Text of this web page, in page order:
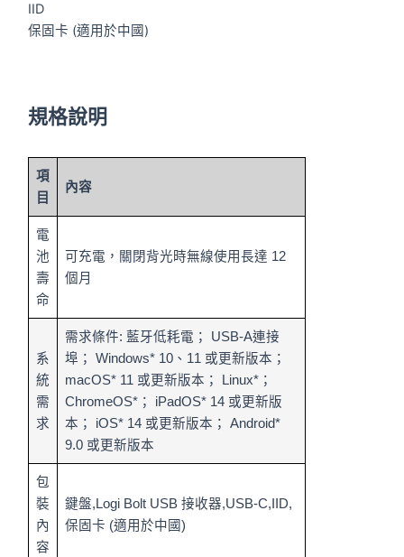
IID
保固卡 (適用於中國)
規格說明
項
目
內容
電
池
壽
命
可充電，關閉背光時無線使用長達 12
個月
系
統
需
求
需求條件: 藍牙低耗電； USB-A連接
埠； Windows* 10、11 或更新版本；
macOS* 11 或更新版本； Linux*；
ChromeOS*； iPadOS* 14 或更新版
本； iOS* 14 或更新版本； Android*
9.0 或更新版本
包
裝
內
容
鍵盤,Logi Bolt USB 接收器,USB-C,IID,
保固卡 (適用於中國)